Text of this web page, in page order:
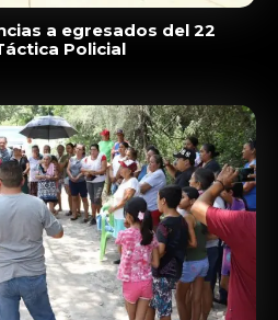
a egresados del 22
Policial